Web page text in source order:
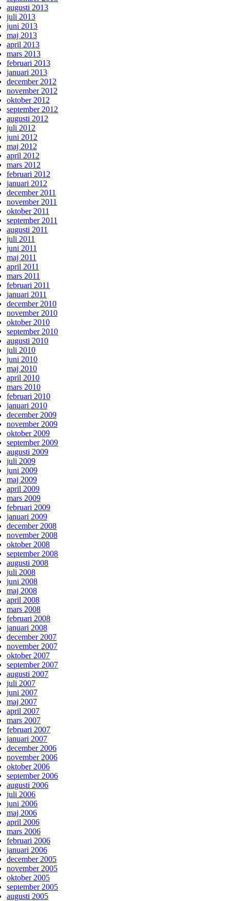
augusti 2013
juli 2013
juni 2013
maj 2013
april 2013
mars 2013
februari 2013
januari 2013
december 2012
november 2012
oktober 2012
september 2012
augusti 2012
juli 2012
juni 2012
maj 2012
april 2012
mars 2012
februari 2012
januari 2012
december 2011
november 2011
oktober 2011
september 2011
augusti 2011
juli 2011
juni 2011
maj 2011
april 2011
mars 2011
februari 2011
januari 2011
december 2010
november 2010
oktober 2010
september 2010
augusti 2010
juli 2010
juni 2010
maj 2010
april 2010
mars 2010
februari 2010
januari 2010
december 2009
november 2009
oktober 2009
september 2009
augusti 2009
juli 2009
juni 2009
maj 2009
april 2009
mars 2009
februari 2009
januari 2009
december 2008
november 2008
oktober 2008
september 2008
augusti 2008
juli 2008
juni 2008
maj 2008
april 2008
mars 2008
februari 2008
januari 2008
december 2007
november 2007
oktober 2007
september 2007
augusti 2007
juli 2007
juni 2007
maj 2007
april 2007
mars 2007
februari 2007
januari 2007
december 2006
november 2006
oktober 2006
september 2006
augusti 2006
juli 2006
juni 2006
maj 2006
april 2006
mars 2006
februari 2006
januari 2006
december 2005
november 2005
oktober 2005
september 2005
augusti 2005